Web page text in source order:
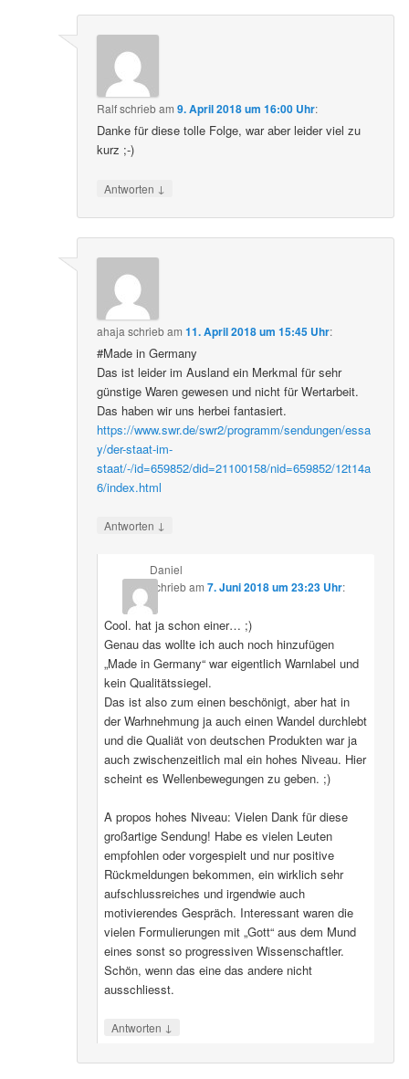
Ralfschriebam9. April 2018 um 16:00 Uhr:
Danke für diese tolle Folge, war aber leider viel zu
kurz ;-)
Antworten ↓
ahaja schriebam11. April 2018 um 15:45 Uhr:
#Made in Germany
Das ist leider im Ausland ein Merkmal für sehr
günstige Waren gewesen und nicht für Wertarbeit.
Das haben wir uns herbei fantasiert.
https://www.swr.de/swr2/programm/sendungen/essa
y/der-staat-im-
staat/-/id=659852/did=21100158/nid=659852/12t14a
6/index.html
Antworten ↓
Daniel
schriebam 7. Juni 2018 um 23:23 Uhr:
Cool. hat ja schon einer… ;)
Genau das wollte ich auch noch hinzufügen
„Made in Germany“ war eigentlich Warnlabel und
kein Qualitätssiegel.
Das ist also zum einen beschönigt, aber hat in
der Warhnehmung ja auch einen Wandel durchlebt
und die Qualiät von deutschen Produkten war ja
auch zwischenzeitlich mal ein hohes Niveau. Hier
scheint es Wellenbewegungen zu geben. ;)
A propos hohes Niveau: Vielen Dank für diese
großartige Sendung! Habe es vielen Leuten
empfohlen oder vorgespielt und nur positive
Rückmeldungen bekommen, ein wirklich sehr
aufschlussreiches und irgendwie auch
motivierendes Gespräch. Interessant waren die
vielen Formulierungen mit „Gott“ aus dem Mund
eines sonst so progressiven Wissenschaftler.
Schön, wenn das eine das andere nicht
ausschliesst.
Antworten ↓